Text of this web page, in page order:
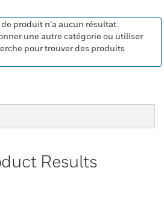
produit n’a aucun résultat.
une autre catégorie ou utiliser
pour trouver des produits
Results